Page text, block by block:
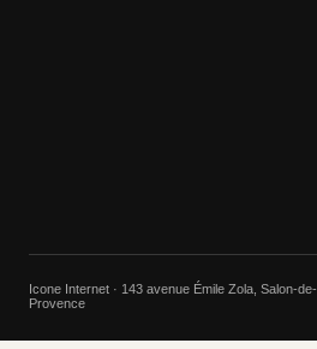
Icone Internet · 143 avenue Émile Zola, Salon-de-
Provence